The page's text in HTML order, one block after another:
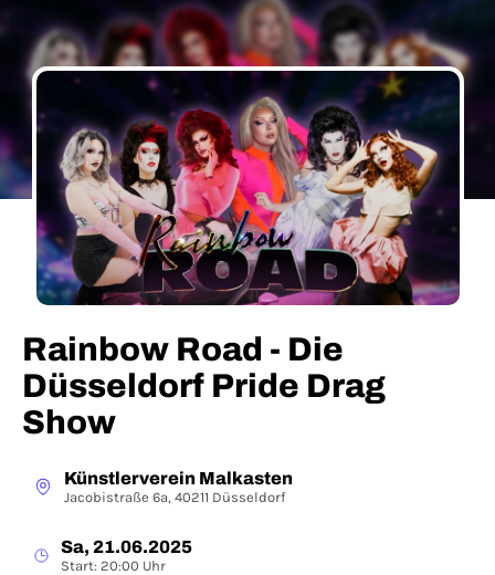
Rainbow Road - Die
Düsseldorf Pride Drag
Show
Künstlerverein Malkasten
Jacobistraße 6a, 40211 Düsseldorf
Sa, 21.06.2025
Start: 20:00 Uhr